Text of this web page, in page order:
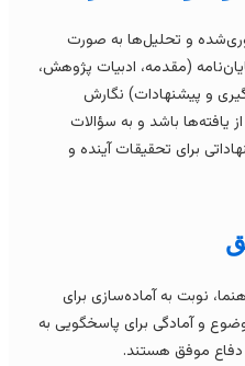
و تحلیل‌ها به صورت
(مقدمه، ادبیات پژوهش،
پیشنهادات) نگارش
باشد و به سؤالات
تحقیقات آینده و
به آماده‌سازی برای
آمادگی برای پاسخگویی به
موفق هستند.